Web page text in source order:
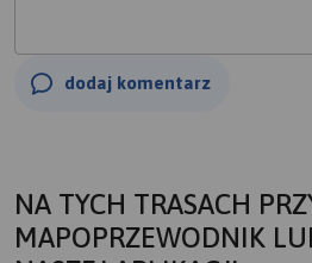
dodaj komentarz
NA TYCH TRASACH
MAPOPRZEWODNIK